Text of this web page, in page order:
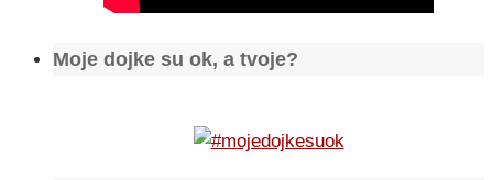
Moje dojke su ok, a tvoje?